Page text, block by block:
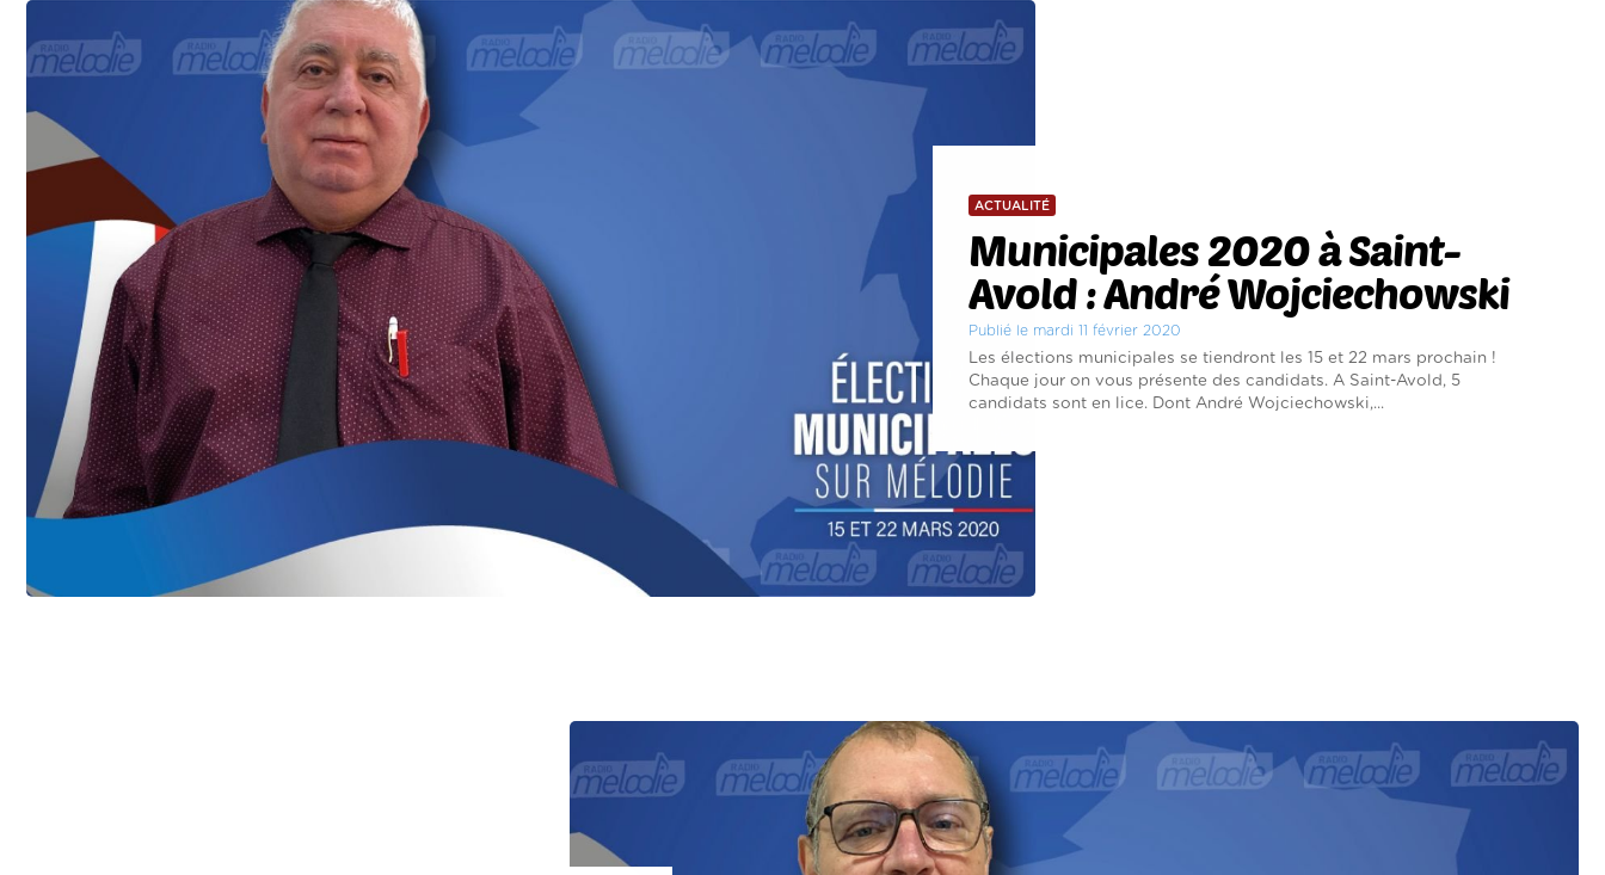
ACTUALITÉ
Municipales 2020 à Saint-
Avold : André Wojciechowski
Publié le mardi 11 février 2020
Les élections municipales se tiendront les 15 et 22 mars prochain !
Chaque jour on vous présente des candidats. A Saint-Avold, 5
candidats sont en lice. Dont André Wojciechowski,...